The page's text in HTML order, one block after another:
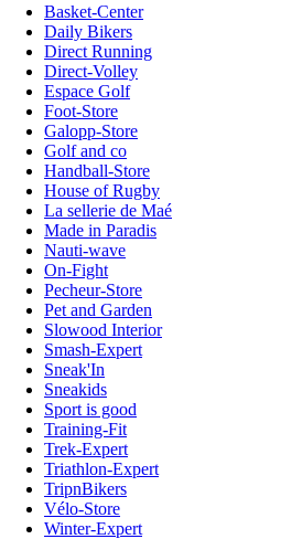
Basket-Center
Daily Bikers
Direct Running
Direct-Volley
Espace Golf
Foot-Store
Galopp-Store
Golf and co
Handball-Store
House of Rugby
La sellerie de Maé
Made in Paradis
Nauti-wave
On-Fight
Pecheur-Store
Pet and Garden
Slowood Interior
Smash-Expert
Sneak'In
Sneakids
Sport is good
Training-Fit
Trek-Expert
Triathlon-Expert
TripnBikers
Vélo-Store
Winter-Expert